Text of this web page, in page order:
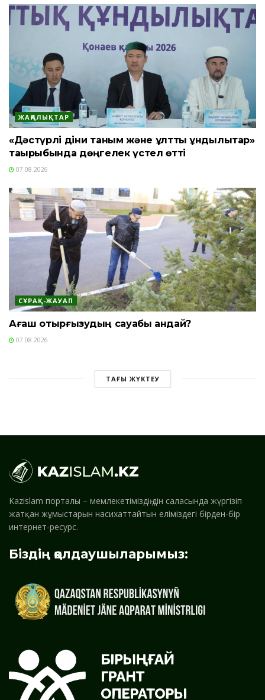
ЖАҢАЛЫҚТАР
«Дәстүрлі діни таным және ұлттық құндылықтар»
тақырыбында дөңгелек үстел өтті
07.08.2026
СҰРАҚ-ЖАУАП
Ағаш отырғызудың сауабы қандай?
07.08.2026
ТАҒЫ ЖҮКТЕУ
Kazislam порталы – мемлекетіміздің дін саласында жүргізіп
жатқан жұмыстарын насихаттайтын еліміздегі бірден-бір
интернет-ресурс.
Біздің қолдаушыларымыз: